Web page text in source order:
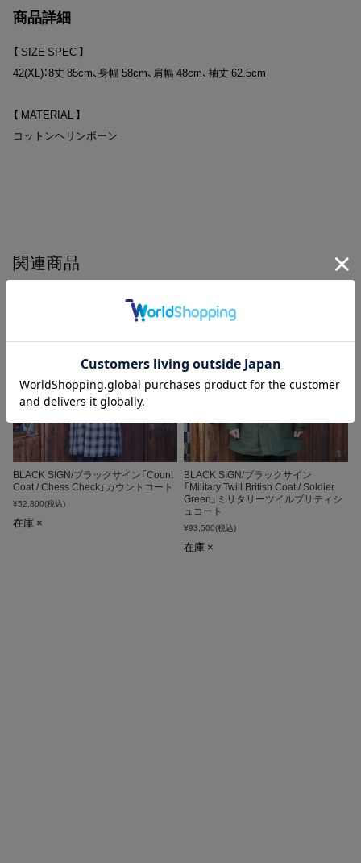
し、ミリタリー・ムード漂う仕上がりです。 カラーは、ソルジャー・グリ
ーンの1色展開。
モチーフにリプロダクトされた生地となっております。ムラ糸を使用し
たヴィンテージ感ある表情も特徴です。 シーズン問わず着用可能な汎用
商品詳細
【 SIZE SPEC 】
42(XL)：8丈 85cm、身幅 58cm、肩幅 48cm、袖丈 62.5cm
【 MATERIAL 】
コットンヘリンボーン
関連商品
BLACK SIGN/ブラックサイン「Count
Coat / Chess Check」カウントコート
¥52,800(税込)
在庫 ×
BLACK SIGN/ブラックサイン
「Military Twill British Coat / Soldier
Green」ミリタリーツイルブリティシ
ュコート
¥93,500(税込)
在庫 ×